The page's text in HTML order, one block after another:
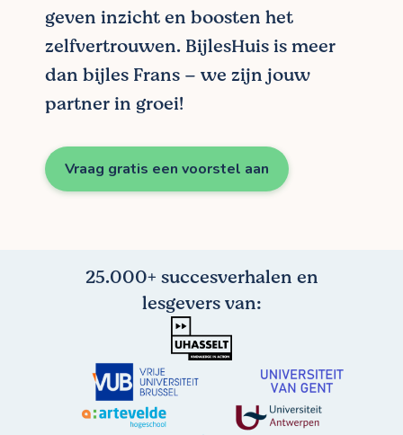
geven inzicht en boosten het
zelfvertrouwen. BijlesHuis is meer
dan bijles Frans – we zijn jouw
partner in groei!
Vraag gratis een voorstel aan
25.000+ succesverhalen en
lesgevers van: